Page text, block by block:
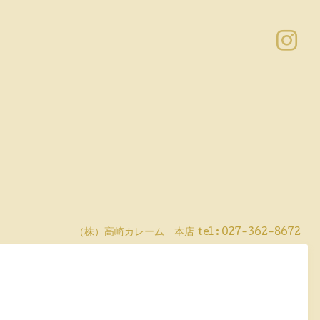
（株）高崎カレーム 本店 tel : 027-362-8672